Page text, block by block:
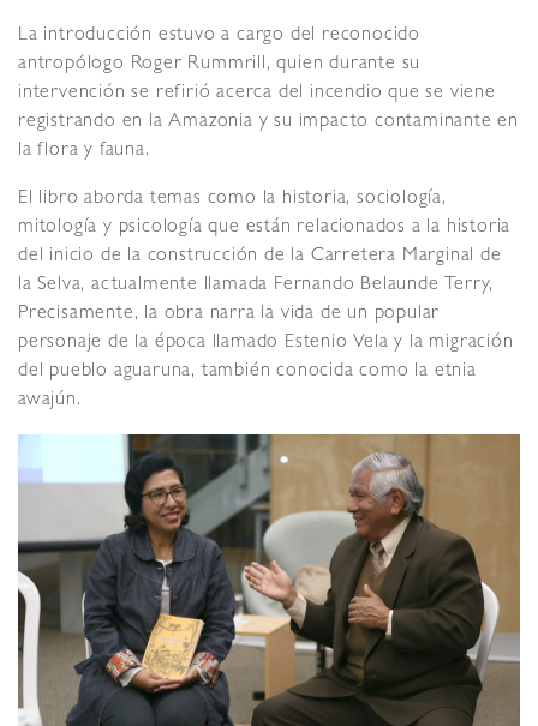
La introducción estuvo a cargo del reconocido
antropólogo Roger Rummrill, quien durante su
intervención se refirió acerca del incendio que se viene
registrando en la Amazonia y su impacto contaminante en
la flora y fauna.
El libro aborda temas como la historia, sociología,
mitología y psicología que están relacionados a la historia
del inicio de la construcción de la Carretera Marginal de
la Selva, actualmente llamada Fernando Belaunde Terry,
Precisamente, la obra narra la vida de un popular
personaje de la época llamado Estenio Vela y la migración
del pueblo aguaruna, también conocida como la etnia
awajún.